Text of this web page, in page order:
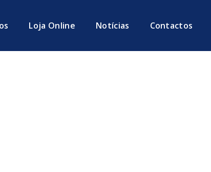
Loja Online Notícias Contactos